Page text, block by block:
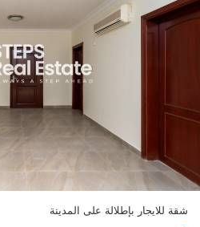
شقة للايجار بإطلالة على المدينة